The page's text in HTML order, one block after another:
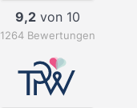
9,2von 10
1264 Bewertungen